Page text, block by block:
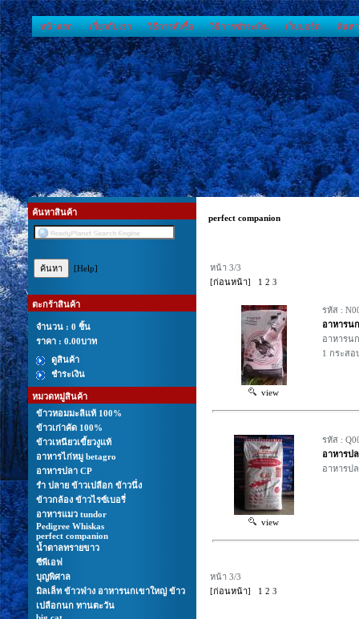
หน้าแรก เกี่ยวกับเรา วิธีการสั่งซื้อ วิธีการชำระเงิน เว็บบอร์ด ค้นห
ค้นหาสินค้า
[Help]
ตะกร้าสินค้า
จำนวน : 0 ชิ้น
ราคา : 0.00บาท
ดูสินค้า
ชำระเงิน
หมวดหมู่สินค้า
ข้าวหอมมะลิแท้ 100%
ข้าวเก่าคัด 100%
ข้าวเหนียวเขี้ยวงูแท้
อาหารไก่หมู betagro
อาหารปลา CP
รํา ปลาย ข้าวเปลือก ข้าวนึ่ง
ข้าวกล้อง ข้าวไรซ์เบอรี่
อาหารแมว tundor
Pedigree Whiskas
perfect companion
นํ้าตาลทรายขาว
ซีพีเอฟ
บุญพิศาล
มิลเล็ท ข้าวฟ่าง อาหารนกเขาใหญ่ ข้าว
เปลือกนก ทานตะวัน
perfect companion
หน้า 3/3
[ก่อนหน้า]
1 2 3
view
รหัส :
อาหารน
อาหารน
1 กระสอ
view
รหัส :
อาหารป
อาหารป
หน้า 3/3
[ก่อนหน้า]
1 2 3